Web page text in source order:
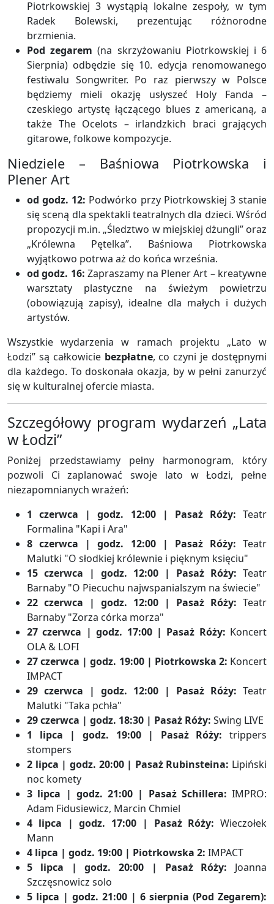
Piotrkowskiej 3 wystąpią lokalne zespoły, w tym
Radek Bolewski, prezentując różnorodne
brzmienia.
Pod zegarem (na skrzyżowaniu Piotrkowskiej i 6
Sierpnia) odbędzie się 10. edycja renomowanego
festiwalu Songwriter. Po raz pierwszy w Polsce
będziemy mieli okazję usłyszeć Holy Fanda –
czeskiego artystę łączącego blues z americaną, a
także The Ocelots – irlandzkich braci grających
gitarowe, folkowe kompozycje.
Niedziele – Baśniowa Piotrkowska i
Plener Art
od godz. 12: Podwórko przy Piotrkowskiej 3 stanie
się sceną dla spektakli teatralnych dla dzieci. Wśród
propozycji m.in. „Śledztwo w miejskiej dżungli” oraz
„Królewna Pętelka”. Baśniowa Piotrkowska
wyjątkowo potrwa aż do końca września.
od godz. 16: Zapraszamy na Plener Art – kreatywne
warsztaty plastyczne na świeżym powietrzu
(obowiązują zapisy), idealne dla małych i dużych
artystów.
Wszystkie wydarzenia w ramach projektu „Lato w
Łodzi” są całkowicie bezpłatne, co czyni je dostępnymi
dla każdego. To doskonała okazja, by w pełni zanurzyć
się w kulturalnej ofercie miasta.
Szczegółowy program wydarzeń „Lata
w Łodzi”
Poniżej przedstawiamy pełny harmonogram, który
pozwoli Ci zaplanować swoje lato w Łodzi, pełne
niezapomnianych wrażeń:
1 czerwca | godz. 12:00 | Pasaż Róży: Teatr
Formalina "Kapi i Ara"
8 czerwca | godz. 12:00 | Pasaż Róży: Teatr
Malutki "O słodkiej królewnie i pięknym księciu"
15 czerwca | godz. 12:00 | Pasaż Róży: Teatr
Barnaby "O Piecuchu najwspanialszym na świecie"
22 czerwca | godz. 12:00 | Pasaż Róży: Teatr
Barnaby "Zorza córka morza"
27 czerwca | godz. 17:00 | Pasaż Róży: Koncert
OLA & LOFI
27 czerwca | godz. 19:00 | Piotrkowska 2: Koncert
IMPACT
29 czerwca | godz. 12:00 | Pasaż Róży: Teatr
Malutki "Taka pchła"
29 czerwca | godz. 18:30 | Pasaż Róży: Swing LIVE
1 lipca | godz. 19:00 | Pasaż Róży: trippers
stompers
2 lipca | godz. 20:00 | Pasaż Rubinsteina: Lipiński
noc komety
3 lipca | godz. 21:00 | Pasaż Schillera: IMPRO:
Adam Fidusiewicz, Marcin Chmiel
4 lipca | godz. 17:00 | Pasaż Róży: Wieczołek
Mann
4 lipca | godz. 19:00 | Piotrkowska 2: IMPACT
5 lipca | godz. 20:00 | Pasaż Róży: Joanna
Szczęsnowicz solo
5 lipca | godz. 21:00 | 6 sierpnia (Pod Zegarem):